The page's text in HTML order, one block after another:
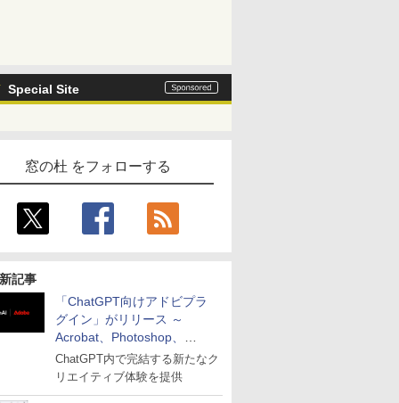
Special Site
窓の杜 をフォローする
記事
「ChatGPT向けアドビプラ
グイン」がリリース ～
Acrobat、Photoshop、
Premiereなどの機能を1つの
プラグインに統合
ChatGPT内で完結する新たなク
リエイティブ体験を提供